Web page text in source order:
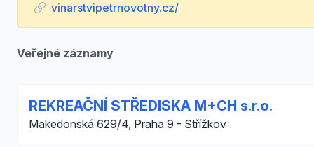
vinarstvipetrnovotny.cz/
Veřejné záznamy
REKREAČNÍ STŘEDISKA M+CH s.r.o.
Makedonská 629/4, Praha 9 - Střížkov